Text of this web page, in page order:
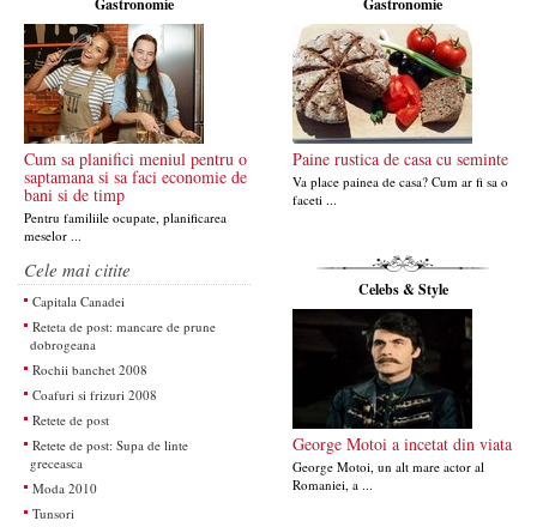
Gastronomie
Cum sa planifici meniul pentru o
saptamana si sa faci economie de
bani si de timp
Pentru familiile ocupate, planificarea
meselor ...
Gastronomie
Paine rustica de casa cu seminte
Va place painea de casa? Cum ar fi sa o
faceti ...
Cele mai citite
Capitala Canadei
Reteta de post: mancare de prune
dobrogeana
Rochii banchet 2008
Coafuri si frizuri 2008
Retete de post
Retete de post: Supa de linte
greceasca
Moda 2010
Tunsori
Celebs & Style
George Motoi a incetat din viata
George Motoi, un alt mare actor al
Romaniei, a ...